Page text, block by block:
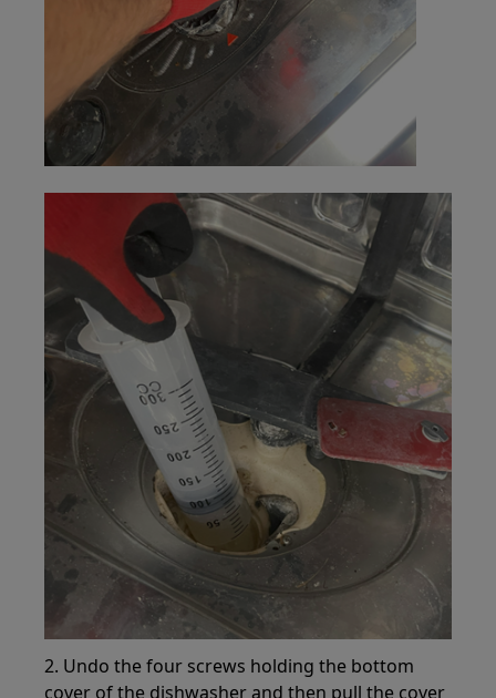
2. Undo the four screws holding the bottom
cover of the dishwasher and then pull the cover